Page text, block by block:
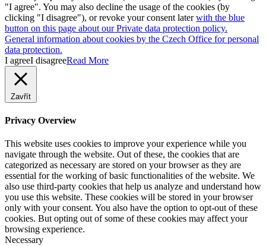
"I agree". You may also decline the usage of the cookies (by
clicking "I disagree"), or revoke your consent laterwith the blue
button on this page about our Private data protection policy.
General information about cookies by the Czech Office for personal
data protection.
I agreeI disagreeRead More
Zavřít
Privacy Overview
This website uses cookies to improve your experience while you
navigate through the website. Out of these, the cookies that are
categorized as necessary are stored on your browser as they are
essential for the working of basic functionalities of the website. We
also use third-party cookies that help us analyze and understand how
you use this website. These cookies will be stored in your browser
only with your consent. You also have the option to opt-out of these
cookies. But opting out of some of these cookies may affect your
browsing experience.
Necessary